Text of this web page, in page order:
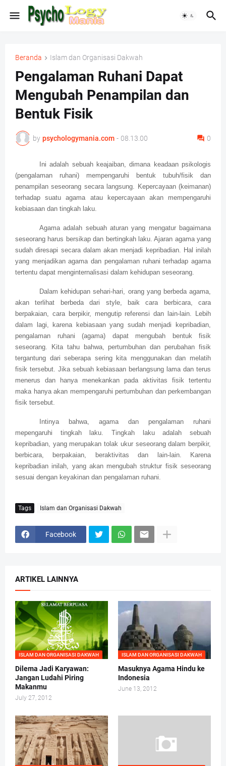
Beranda Islam dan Organisasi Dakwah
Pengalaman Ruhani Dapat
Mengubah Penampilan dan
Bentuk Fisik
by psychologymania.com - 08.13.00 0
Ini adalah sebuah keajaiban, dimana keadaan psikologis
(pengalaman ruhani) mempengaruhi bentuk tubuh/fisik dan
penampilan seseorang secara langsung. Kepercayaan (keimanan)
terhadap suatu agama atau kepercayaan akan mempengaruhi
kebiasaan dan tingkah laku.
Agama adalah sebuah aturan yang mengatur bagaimana
seseorang harus bersikap dan bertingkah laku. Ajaran agama yang
sudah diresapi secara dalam akan menjadi kepribadian. Hal inilah
yang menjadikan agama dan pengalaman ruhani terhadap agama
tertentu dapat menginternalisasi dalam kehidupan seseorang.
Dalam kehidupan sehari-hari, orang yang berbeda agama,
akan terlihat berbeda dari style, baik cara berbicara, cara
berpakaian, cara berpikir, mengutip referensi dan lain-lain. Lebih
dalam lagi, karena kebiasaan yang sudah menjadi kepribadian,
pengalaman ruhani (agama) dapat mengubah bentuk fisik
seseorang. Kita tahu bahwa, pertumbuhan dan perubahan fisik
tergantung dari seberapa sering kita menggunakan dan melatih
fisik tersebut. Jika sebuah kebiasaan berlangsung lama dan terus
menerus dan hanya menekankan pada aktivitas fisik tertentu
maka hanya akan mempengaruhi pertumbuhan dan perkembangan
fisik tersebut.
Intinya bahwa, agama dan pengalaman ruhani
mepengaruhi tingkah laku. Tingkah laku adalah sebuah
kepribadian, yang merupakan tolak ukur seseorang dalam berpikir,
berbicara, berpakaian, beraktivitas dan lain-lain. Karena
kepribadian inilah, yang akan mengubah struktur fisik seseorang
sesuai dengan keyakinan dan pengalaman ruhani.
Tags Islam dan Organisasi Dakwah
Facebook
ARTIKEL LAINNYA
ISLAM DAN ORGANISASI DAKWAH
Dilema Jadi Karyawan:
Jangan Ludahi Piring
Makanmu
July 27, 2012
ISLAM DAN ORGANISASI DAKWAH
Masuknya Agama Hindu ke
Indonesia
June 13, 2012